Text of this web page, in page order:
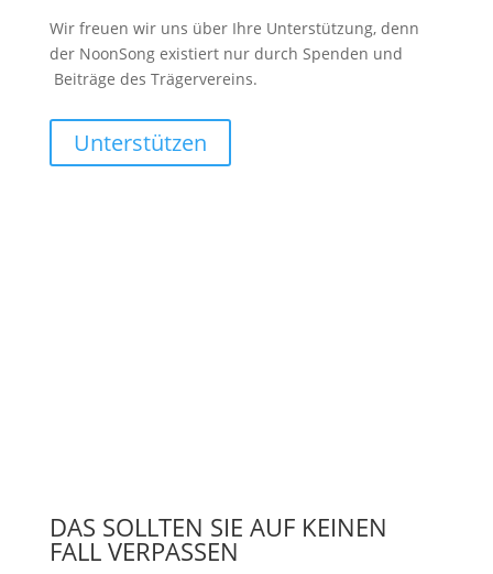
Wir freuen wir uns über Ihre Unterstützung, denn
der NoonSong existiert nur durch Spenden und
Beiträge des Trägervereins.
Unterstützen
DAS SOLLTEN SIE AUF KEINEN
FALL VERPASSEN